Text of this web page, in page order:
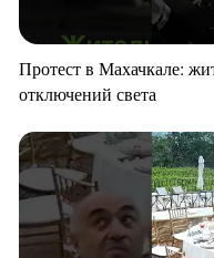
Протест в Махачкале:
отключений света